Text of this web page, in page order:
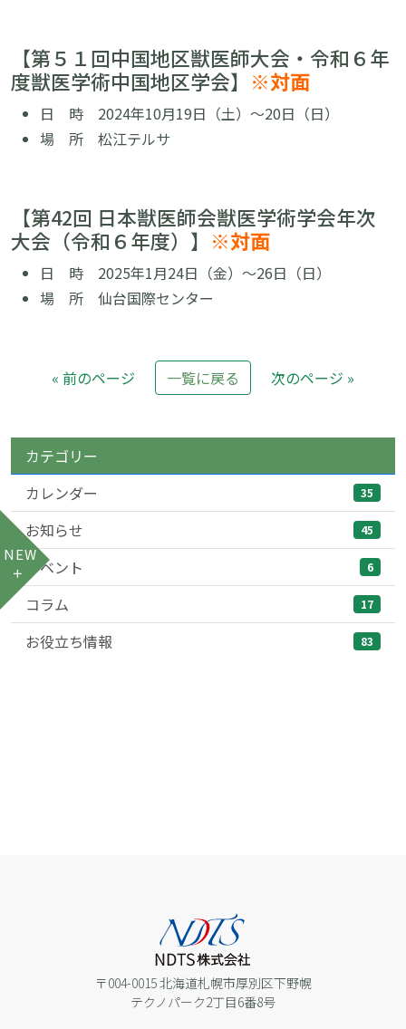
【第５１回中国地区獣医師大会・令和６年
度獣医学術中国地区学会】 ※対面
日 時 2024年10月19日（土）〜20日（日）
場 所 松江テルサ
【第42回 日本獣医師会獣医学術学会年次
大会（令和６年度）】 ※対面
日 時 2025年1月24日（金）〜26日（日）
場 所 仙台国際センター
« 前のページ 一覧に戻る 次のページ »
カテゴリー
カレンダー
35
お知らせ 45
イベント 6
コラム 17
お役立ち情報 83
〒004-0015 北海道札幌市厚別区下野幌
テクノパーク2丁目6番8号
NEW